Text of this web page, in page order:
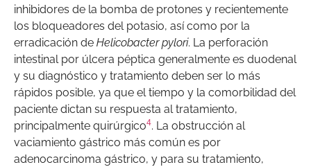
inhibidores de la bomba de protones y recientemente
los bloqueadores del potasio, así como por la
erradicación de Helicobacter pylori. La perforación
intestinal por úlcera péptica generalmente es duodenal
y su diagnóstico y tratamiento deben ser lo más
rápidos posible, ya que el tiempo y la comorbilidad del
paciente dictan su respuesta al tratamiento,
principalmente quirúrgico4. La obstrucción al
vaciamiento gástrico más común es por
adenocarcinoma gástrico, y para su tratamiento,